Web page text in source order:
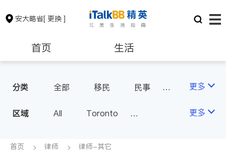
安大略省[ 更换 ]
首页 生活
保险理财 房地产租售
银行贷款 会计师
分类 全部 移民
民事
更多
区域 All
Toronto
Scarborough
更多
首页 律师 律师-其它